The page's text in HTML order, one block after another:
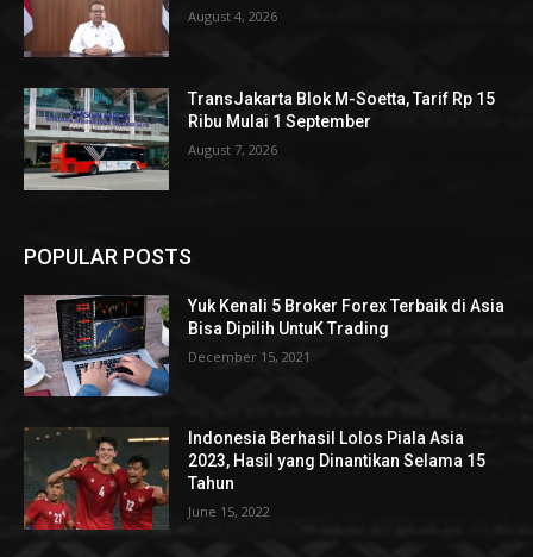
August 4, 2026
TransJakarta Blok M-Soetta, Tarif Rp 15
Ribu Mulai 1 September
August 7, 2026
POPULAR POSTS
Yuk Kenali 5 Broker Forex Terbaik di Asia
Bisa Dipilih UntuK Trading
December 15, 2021
Indonesia Berhasil Lolos Piala Asia
2023, Hasil yang Dinantikan Selama 15
Tahun
June 15, 2022